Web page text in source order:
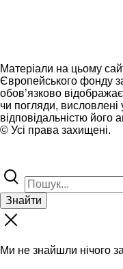
Матеріали на цьому
Європейського фонду
обов’язково
чи погляди,
відповідальністю його
© Усі права захищені.
Знайти
Ми не знайшли нічого